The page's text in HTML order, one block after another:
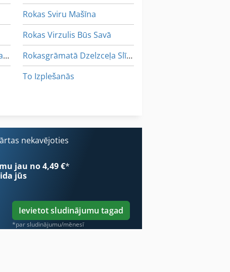
Lieljaudas Dzelzceļa Pakaramais Ar Rotācijas Tabulu
Riteņu Iekrāvējs Ar Aizmugurē Piestiprinātu Lāpstu
Rokas Sviru Mašīna
Rokas Virzulis Būs Savā
Rokasgrāmatā Dzelzceļa Slīpēšanas Mašīna
To Izplešanās
nekavējoties
jau no 4,49 €*
jūs
Ievietot sludinājumu tagad
*par sludinājumu/mēnesī